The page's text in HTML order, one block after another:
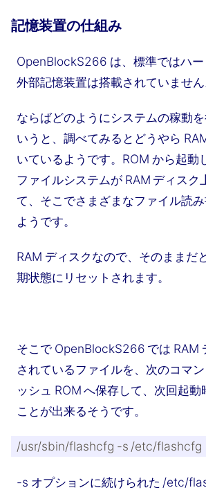
記憶装置の仕組み
OpenBlockS266 は、標準ではハ
外部記憶装置は搭載されていません
ならばどのようにシステムの稼動
いうと、調べてみるとどうやら
いているようです。ROM から起動
ファイルシステムが RAM ディスク
て、そこでさまざまなファイル読
ようです。
RAM ディスクなので、そのままだ
期状態にリセットされます。
そこで OpenBlockS266 では RAM
されているファイルを、次のコマ
ッシュ ROM へ保存して、次回起動
ことが出来るそうです。
/usr/sbin/flashcfg -s /etc/flashcfg
-s オプションに続けられた /etc/